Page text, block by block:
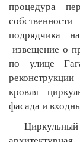
процедура
подрядчика
извещение о
по улице
кровля
фасада и
— Циркульный